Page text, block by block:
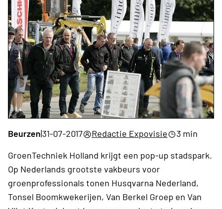
Beurzen|31-07-2017 Redactie Expovisie
3 min
GroenTechniek Holland krijgt een pop-up stadspark.
Op Nederlands grootste vakbeurs voor
groenprofessionals tonen Husqvarna Nederland,
Tonsel Boomkwekerijen, Van Berkel Groep en Van